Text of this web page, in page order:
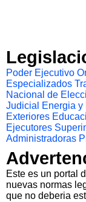
Poder Ejecutivo
Especializados
Nacional de
Judicial
Energia y
Exteriores
Ejecutores
Administradoras
Este es un portal
nuevas normas
que no deberia